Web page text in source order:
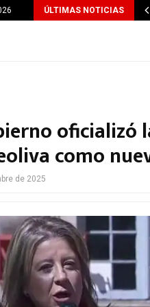
ÚLTIMAS NOTICIAS
oficializó
como
de 2025